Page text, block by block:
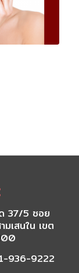
37/5 ซอย
เสนใน เขต
936-9222